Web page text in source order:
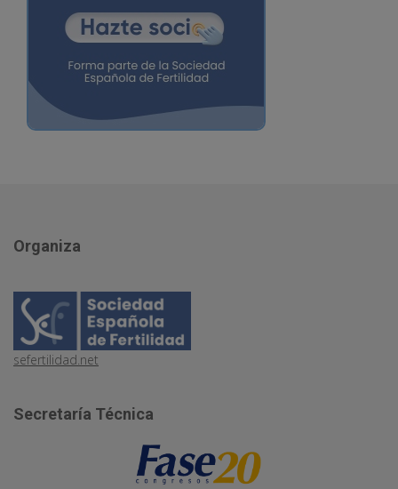
Organiza
sefertilidad.net
Secretaría Técnica